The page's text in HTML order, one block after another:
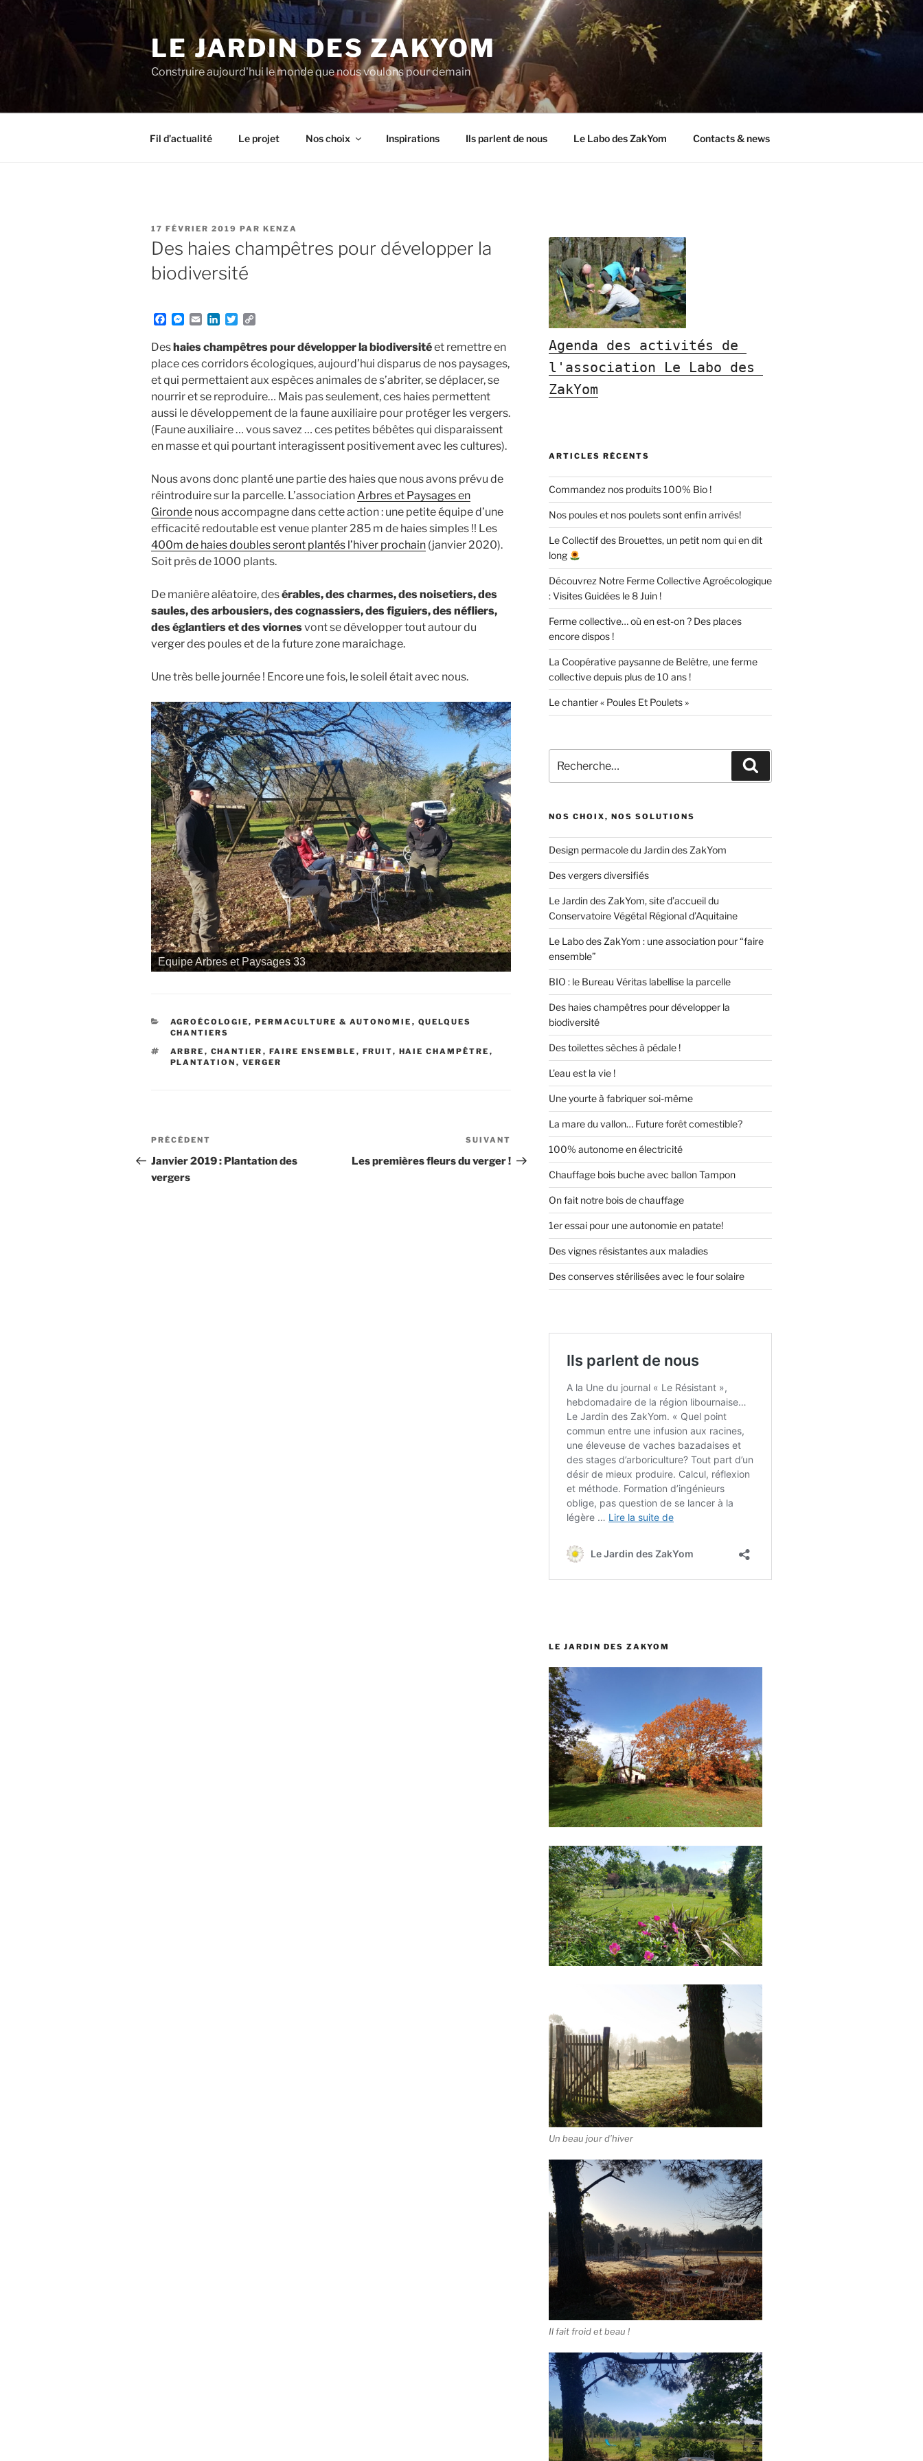
Aller
LE JARDIN DES ZAKYOM
Construire aujourd'hui le monde que nous voulons pour demain
Fil d’actualité Le projet Nos choix Inspirations Ils parlent de nous Le Labo des ZakYom Contacts & news
PUBLIÉ
LE
17 FÉVRIER 2019 PAR KENZA
Des haies champêtres pour développer la
biodiversité
F
c
e
b
o
o
k
M
s
e
n
g
r
E
a
l
L
n
k
e
d
I
n
T
i
t
e
r
p
y
L
i
n
Des haies champêtres pour développer la biodiversitéet remettre en
place ces corridors écologiques, aujourd’hui disparus de nos paysages,
et qui permettaient aux espèces animales de s’abriter, se déplacer, se
nourrir et se reproduire… Mais pas seulement, ces haies permettent
aussi le développement de la faune auxiliaire pour protéger les vergers.
(Faune auxiliaire … vous savez … ces petites bébêtes qui disparaissent
en masse et qui pourtant interagissent positivement avec les cultures).
Nous avons donc planté une partie des haies que nous avons prévu de
réintroduire sur la parcelle. L’associationArbres et Paysages en
Gironde nous accompagne dans cette action : une petite équipe d’une
efficacité redoutable est venue planter 285 m de haies simples !! Les
400m de haies doubles seront plantés l’hiver prochain (janvier 2020).
Soit près de 1000 plants.
De manière aléatoire, desérables, des charmes, des noisetiers, des
saules, des arbousiers, des cognassiers, des figuiers, des néfliers,
des églantiers et des viornesvont se développer tout autour du
verger des poules et de la future zone maraichage.
Une très belle journée ! Encore une fois, le soleil était avec nous.
Arbres et Paysages en Gironde
CATÉGORIES
AGROÉCOLOGIE, PERMACULTURE & AUTONOMIE , QUELQUES
CHANTIERS
ÉTIQUETTES
ARBRE , CHANTIER , FAIRE ENSEMBLE , FRUIT, HAIE CHAMPÊTRE ,
PLANTATION , VERGER
Navigation
de
l’article
Article
précédent
PRÉCÉDENT
Janvier 2019 : Plantation des
vergers
suivant
SUIVANT
Les premières fleurs du verger !
Agenda des activités de
l'association Le Labo des
ZakYom
ARTICLES RÉCENTS
Commandez nos produits 100% Bio !
Nos poules et nos poulets sont enfin arrivés!
Le Collectif des Brouettes, un petit nom qui en dit
long
Découvrez Notre Ferme Collective Agroécologique
: Visites Guidées le 8 Juin !
Ferme collective… où en est-on ? Des places
encore dispos !
La Coopérative paysanne de Belêtre, une ferme
collective depuis plus de 10 ans !
Le chantier « Poules Et Poulets »
pour
:
NOS CHOIX, NOS SOLUTIONS
Design permacole du Jardin des ZakYom
Des vergers diversifiés
Le Jardin des ZakYom, site d’accueil du
Conservatoire Végétal Régional d’Aquitaine
Le Labo des ZakYom : une association pour “faire
ensemble”
BIO : le Bureau Véritas labellise la parcelle
Des haies champêtres pour développer la
biodiversité
Des toilettes sèches à pédale !
L’eau est la vie !
Une yourte à fabriquer soi-même
La mare du vallon… Future forêt comestible?
100% autonome en électricité
Chauffage bois buche avec ballon Tampon
On fait notre bois de chauffage
1er essai pour une autonomie en patate!
Des vignes résistantes aux maladies
Des conserves stérilisées avec le four solaire
LE JARDIN DES ZAKYOM
Un beau jour d’hiver
Il fait froid et beau !